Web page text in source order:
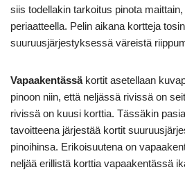
siis todellakin tarkoitus pinota
periaatteella. Pelin aikana kortteja
suuruusjärjestyksessä väreistä
Vapaakentässä kortit asetellaan
pinoon niin, että neljässä rivissä on
rivissä on kuusi korttia. Tässäkin
tavoitteena järjestää kortit
pinoihinsa. Erikoisuutena on
neljää erillistä korttia vapaakentässä